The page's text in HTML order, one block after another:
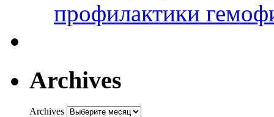
профилактики
Archives
Archives